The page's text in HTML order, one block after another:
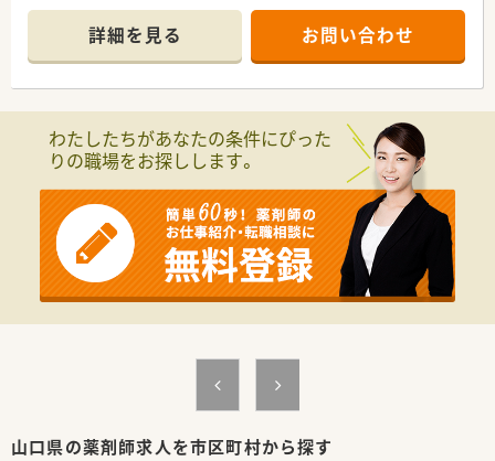
詳細を見る お問い合わせ
わたしたちがあなたの条件にぴった
りの職場をお探しします。
山口県の薬剤師求人を市区町村から探す